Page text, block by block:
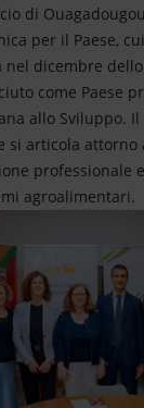
di
per il Paese,
dicembre
come Paese
allo Sviluppo.
si articola
professionale
agroalimentari.